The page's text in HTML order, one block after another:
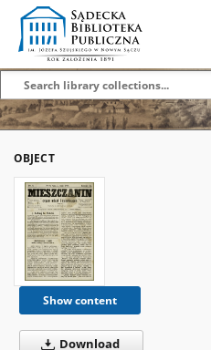
OBJECT
Show content
Download